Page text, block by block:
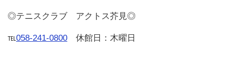
◎テニスクラブ アクトス芥見◎
℡058-241-0800 休館日：木曜日